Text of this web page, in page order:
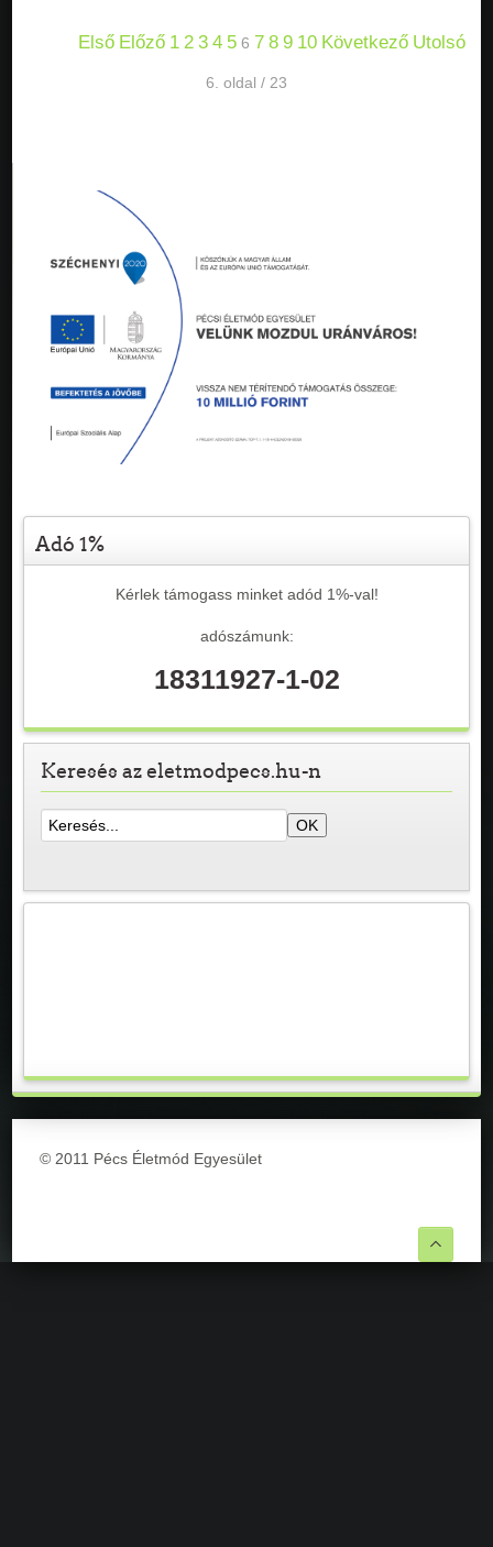
Első Előző 1 2 3 4 5 6 7 8 9 10 Következő Utolsó
6. oldal / 23
Adó 1%
Kérlek támogass minket adód 1%-val!
adószámunk:
18311927-1-02
Keresés az eletmodpecs.hu-n
© 2011 Pécs Életmód Egyesület